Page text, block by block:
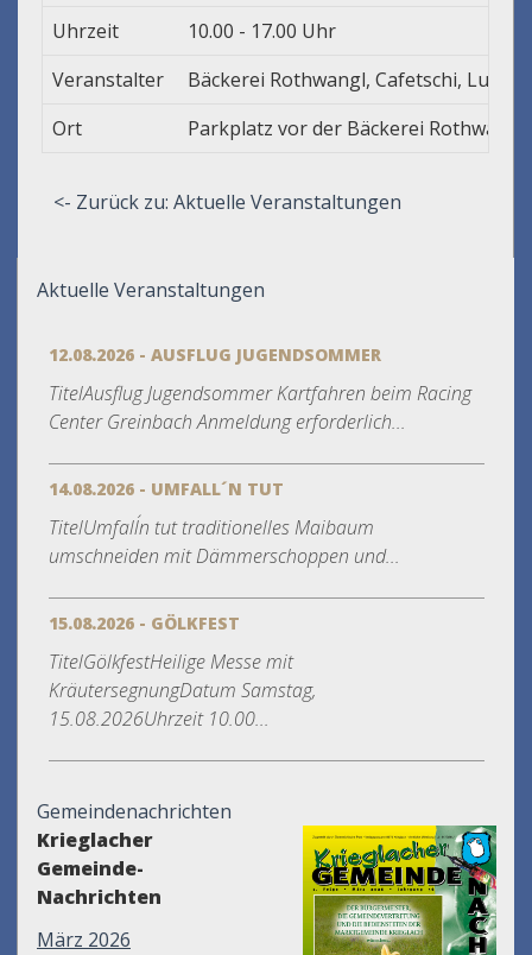
Uhrzeit
10.00 - 17.00 Uhr
Veranstalter
Bäckerei Rothwangl, Cafetschi,
Ort
Parkplatz vor der Bäckerei Rothwangl
<- Zurück zu: Aktuelle Veranstaltungen
Aktuelle Veranstaltungen
12.08.2026 - AUSFLUG JUGENDSOMMER
TitelAusflug Jugendsommer Kartfahren beim Racing
Center Greinbach Anmeldung erforderlich...
14.08.2026 - UMFALL´N TUT
TitelUmfall´n tut traditionelles Maibaum
umschneiden mit Dämmerschoppen und...
15.08.2026 - GÖLKFEST
TitelGölkfestHeilige Messe mit
KräutersegnungDatum Samstag,
15.08.2026Uhrzeit 10.00...
Gemeindenachrichten
Krieglacher
Gemeinde-
Nachrichten
März 2026